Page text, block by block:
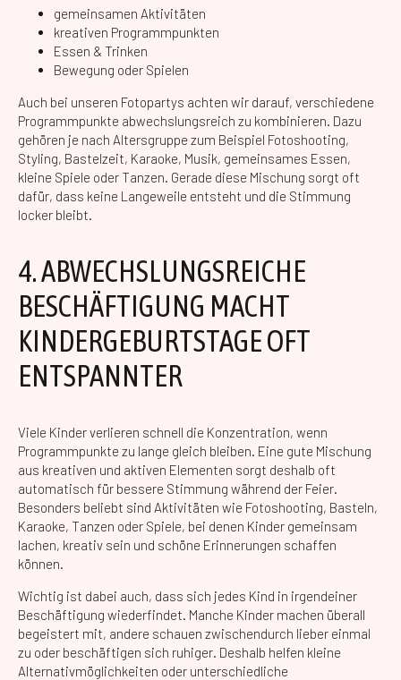
gemeinsamen Aktivitäten
kreativen Programmpunkten
Essen & Trinken
Bewegung oder Spielen
Auch bei unseren Fotopartys achten wir darauf, verschiedene
Programmpunkte abwechslungsreich zu kombinieren. Dazu
gehören je nach Altersgruppe zum Beispiel Fotoshooting,
Styling, Bastelzeit, Karaoke, Musik, gemeinsames Essen,
kleine Spiele oder Tanzen. Gerade diese Mischung sorgt oft
dafür, dass keine Langeweile entsteht und die Stimmung
locker bleibt.
4. ABWECHSLUNGSREICHE
BESCHÄFTIGUNG MACHT
KINDERGEBURTSTAGE OFT
ENTSPANNTER
Viele Kinder verlieren schnell die Konzentration, wenn
Programmpunkte zu lange gleich bleiben. Eine gute Mischung
aus kreativen und aktiven Elementen sorgt deshalb oft
automatisch für bessere Stimmung während der Feier.
Besonders beliebt sind Aktivitäten wie Fotoshooting, Basteln,
Karaoke, Tanzen oder Spiele, bei denen Kinder gemeinsam
lachen, kreativ sein und schöne Erinnerungen schaffen
können.
Wichtig ist dabei auch, dass sich jedes Kind in irgendeiner
Beschäftigung wiederfindet. Manche Kinder machen überall
begeistert mit, andere schauen zwischendurch lieber einmal
zu oder beschäftigen sich ruhiger. Deshalb helfen kleine
Alternativmöglichkeiten oder unterschiedliche